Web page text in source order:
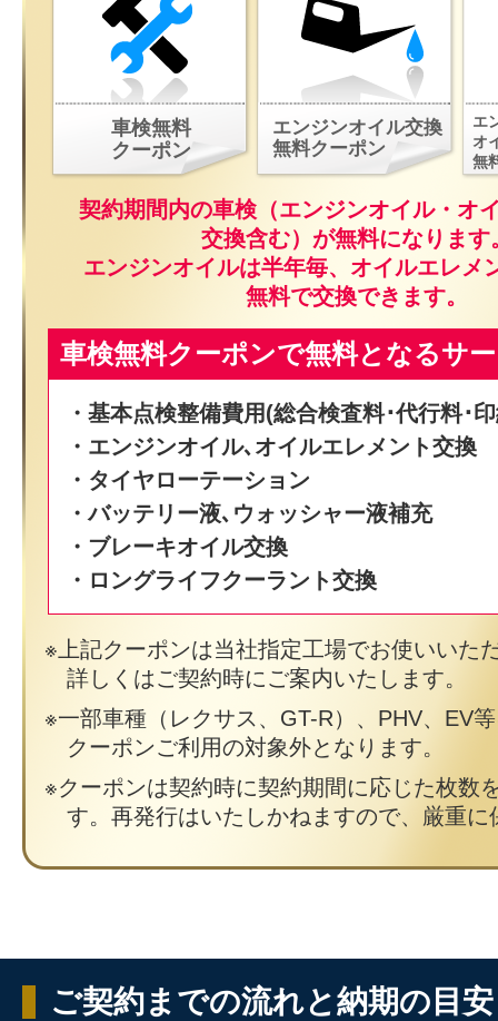
車検無料
クーポン
エンジンオイル交換
無料クーポン
エ
オ
無
契約期間内の車検（エンジンオイル・オ
交換含む）が無料になります
エンジンオイルは半年毎、オイルエレメ
無料で交換できます。
車検無料クーポンで無料となるサ
・基本点検整備費用(総合検査料･代行料･
・エンジンオイル､オイルエレメント交換
・タイヤローテーション
・バッテリー液､ウォッシャー液補充
・ブレーキオイル交換
・ロングライフクーラント交換
上記クーポンは当社指定工場でお使いいた
詳しくはご契約時にご案内いたします。
一部車種（レクサス、GT-R）、PHV、EV
クーポンご利用の対象外となります。
クーポンは契約時に契約期間に応じた枚数
す。再発行はいたしかねますので、厳重に
ご契約までの流れと納期の目安